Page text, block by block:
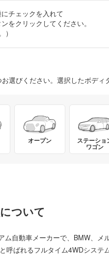
チェックを入れて
をクリックしてください。
選びください。選択したボディ
オープン ステーショ
ワゴン
ついて
自動車メーカーで、BMW、メ
呼ばれるフルタイム4WDシステ